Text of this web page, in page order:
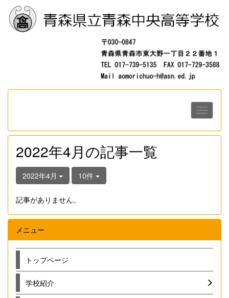
2022年4月の記事一覧
2022年4月 10件
記事がありません。
メニュー
トップページ
学校紹介